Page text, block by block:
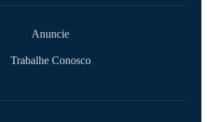
Anuncie
Trabalhe Conosco